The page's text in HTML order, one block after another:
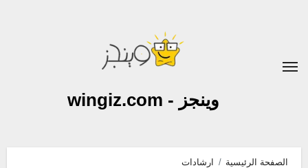
وينجز - wingiz.com
الصفحة الرئيسية
ارشادات